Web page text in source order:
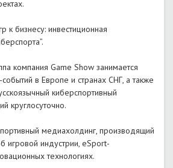
к бизнесу: инвестиционная
компания Game Show занимается
в Европе и странах СНГ, а также
киберспортивный
круглосуточно.
медиахолдинг, производящий
игровой индустрии, eSport-
технологиях.